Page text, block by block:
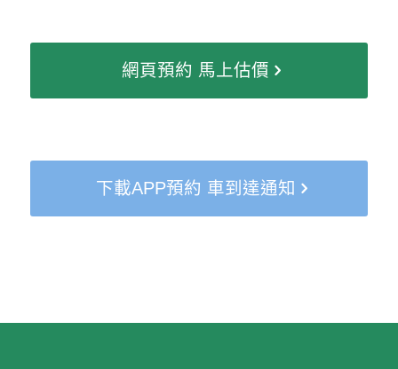
網頁預約 馬上估價
下載APP預約 車到達通知